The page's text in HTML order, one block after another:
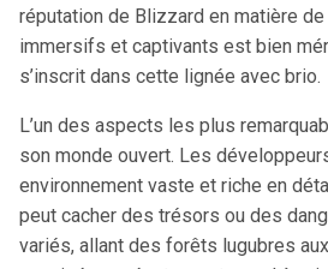
réputation de Blizzard en matière
immersifs et captivants est bien
s’inscrit dans cette lignée avec brio.
L’un des aspects les plus
son monde ouvert. Les
environnement vaste et riche en
peut cacher des trésors ou des
variés, allant des forêts lugubres